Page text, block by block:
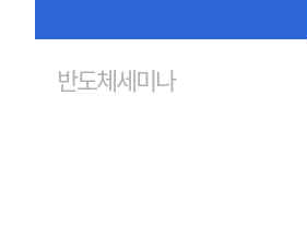
반도체세미나